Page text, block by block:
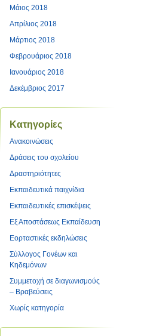
Μάιος 2018
Απρίλιος 2018
Μάρτιος 2018
Φεβρουάριος 2018
Ιανουάριος 2018
Δεκέμβριος 2017
Kατηγορίες
Ανακοινώσεις
Δράσεις του σχολείου
Δραστηριότητες
Εκπαιδευτικά παιχνίδια
Εκπαιδευτικές επισκέψεις
Εξ Αποστάσεως Εκπαίδευση
Εορταστικές εκδηλώσεις
Σύλλογος Γονέων και
Κηδεμόνων
Συμμετοχή σε διαγωνισμούς
– Βραβεύσεις
Χωρίς κατηγορία